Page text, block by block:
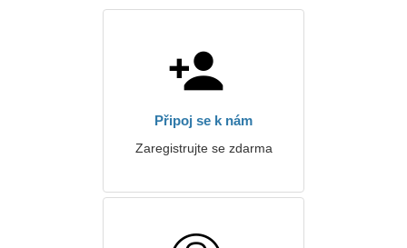
Připoj se k nám
Zaregistrujte se zdarma